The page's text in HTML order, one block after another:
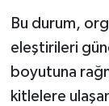
Bu durum,
eleştirileri
boyutuna
kitlelere